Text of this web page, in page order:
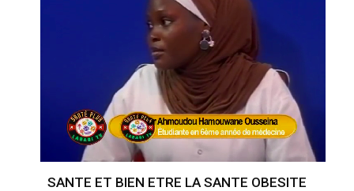
SANTE ET BIEN ETRE LA SANTE OBESITE